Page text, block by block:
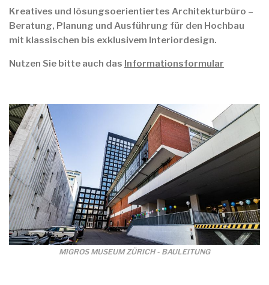
Kreatives und lösungsoerientiertes Architekturbüro –
Beratung, Planung und Ausführung für den Hochbau
mit klassischen bis exklusivem Interiordesign.
Nutzen Sie bitte auch das Informationsformular
MIGROS MUSEUM ZÜRICH - BAULEITUNG